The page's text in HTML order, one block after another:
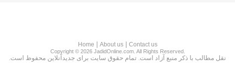
Home | About us | Contact us
Copyright © 2026 JadidOnline.com. All Rights Reserved.
نقل مطالب با ذكر منبع آزاد است. تمام حقوق سايت براى جديدآنلاين محفوظ است.